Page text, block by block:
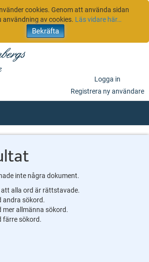
cookies. Genom att använda sidan
användning av cookies. Läs vidare här…
Logga in
Registrera ny användare
inte några dokument.
alla ord är rättstavade.
andra sökord.
mer allmänna sökord.
färre sökord.